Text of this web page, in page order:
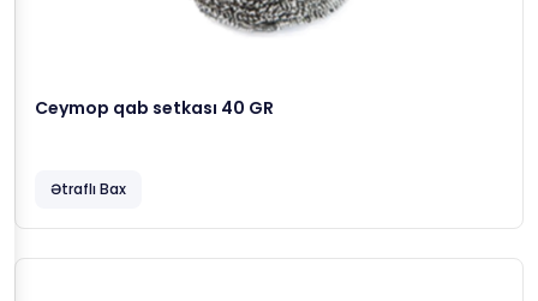
Ceymop qab setkası 40 GR
Ətraflı Bax